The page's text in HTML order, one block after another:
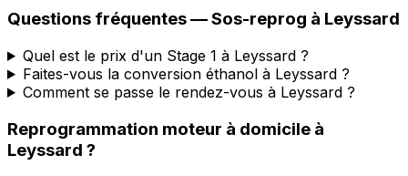
Questions fréquentes —Sos-reprog à Leyssard
Quel est le prix d'un Stage 1 à Leyssard ?
Faites-vous la conversion éthanol à Leyssard ?
Comment se passe le rendez-vous à Leyssard ?
Reprogrammation moteur à domicile à
Leyssard ?